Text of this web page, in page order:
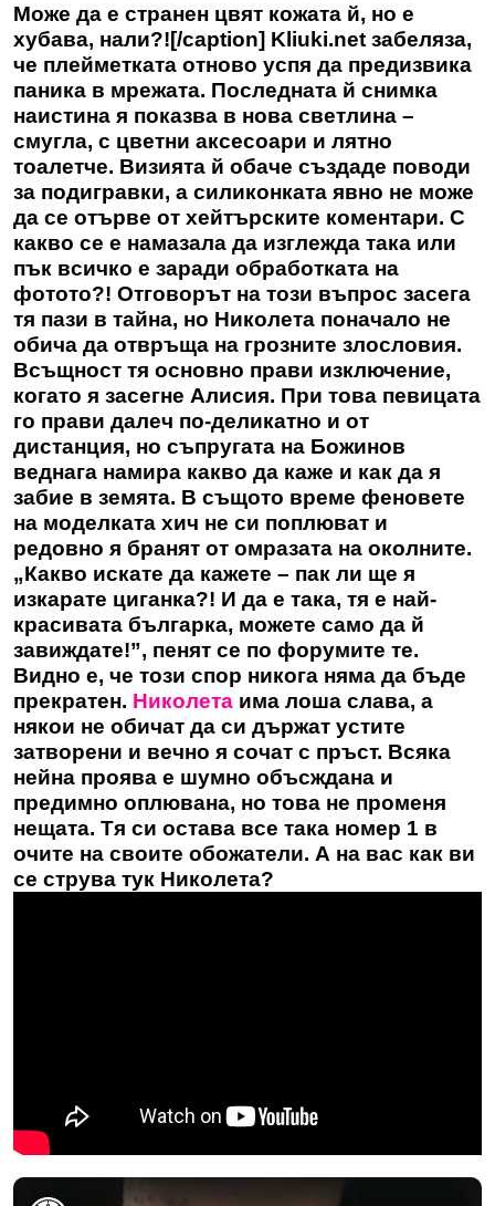
Може да е странен цвят кожата й, но е
хубава, нали?![/caption] Kliuki.net забеляза,
че плейметката отново успя да предизвика
паника в мрежата. Последната й снимка
наистина я показва в нова светлина –
смугла, с цветни аксесоари и лятно
тоалетче. Визията й обаче създаде поводи
за подигравки, а силиконката явно не може
да се отърве от хейтърските коментари. С
какво се е намазала да изглежда така или
пък всичко е заради обработката на
фотото?! Отговорът на този въпрос засега
тя пази в тайна, но Николета поначало не
обича да отвръща на грозните злословия.
Всъщност тя основно прави изключение,
когато я засегне Алисия. При това певицата
го прави далеч по-деликатно и от
дистанция, но съпругата на Божинов
веднага намира какво да каже и как да я
забие в земята. В същото време феновете
на моделката хич не си поплюват и
редовно я бранят от омразата на околните.
„Какво искате да кажете – пак ли ще я
изкарате циганка?! И да е така, тя е най-
красивата българка, можете само да й
завиждате!”, пенят се по форумите те.
Видно е, че този спор никога няма да бъде
прекратен. Николета има лоша слава, а
някои не обичат да си държат устите
затворени и вечно я сочат с пръст. Всяка
нейна проява е шумно объсждана и
предимно оплювана, но това не променя
нещата. Тя си остава все така номер 1 в
очите на своите обожатели. А на вас как ви
се струва тук Николета?